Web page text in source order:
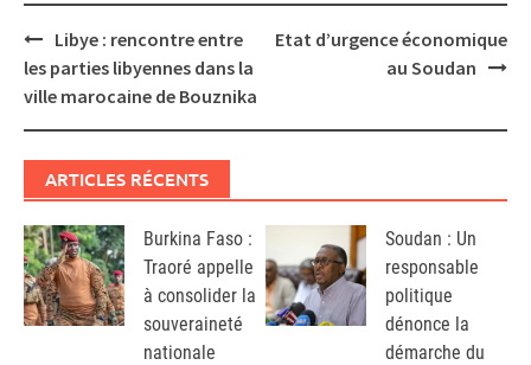
Post
navigation
Libye : rencontre entre
les parties libyennes dans la
ville marocaine de Bouznika
Etat d’urgence économique
au Soudan
ARTICLES RÉCENTS
Burkina Faso :
Traoré appelle
à consolider la
souveraineté
nationale
Soudan : Un
responsable
politique
dénonce la
démarche du